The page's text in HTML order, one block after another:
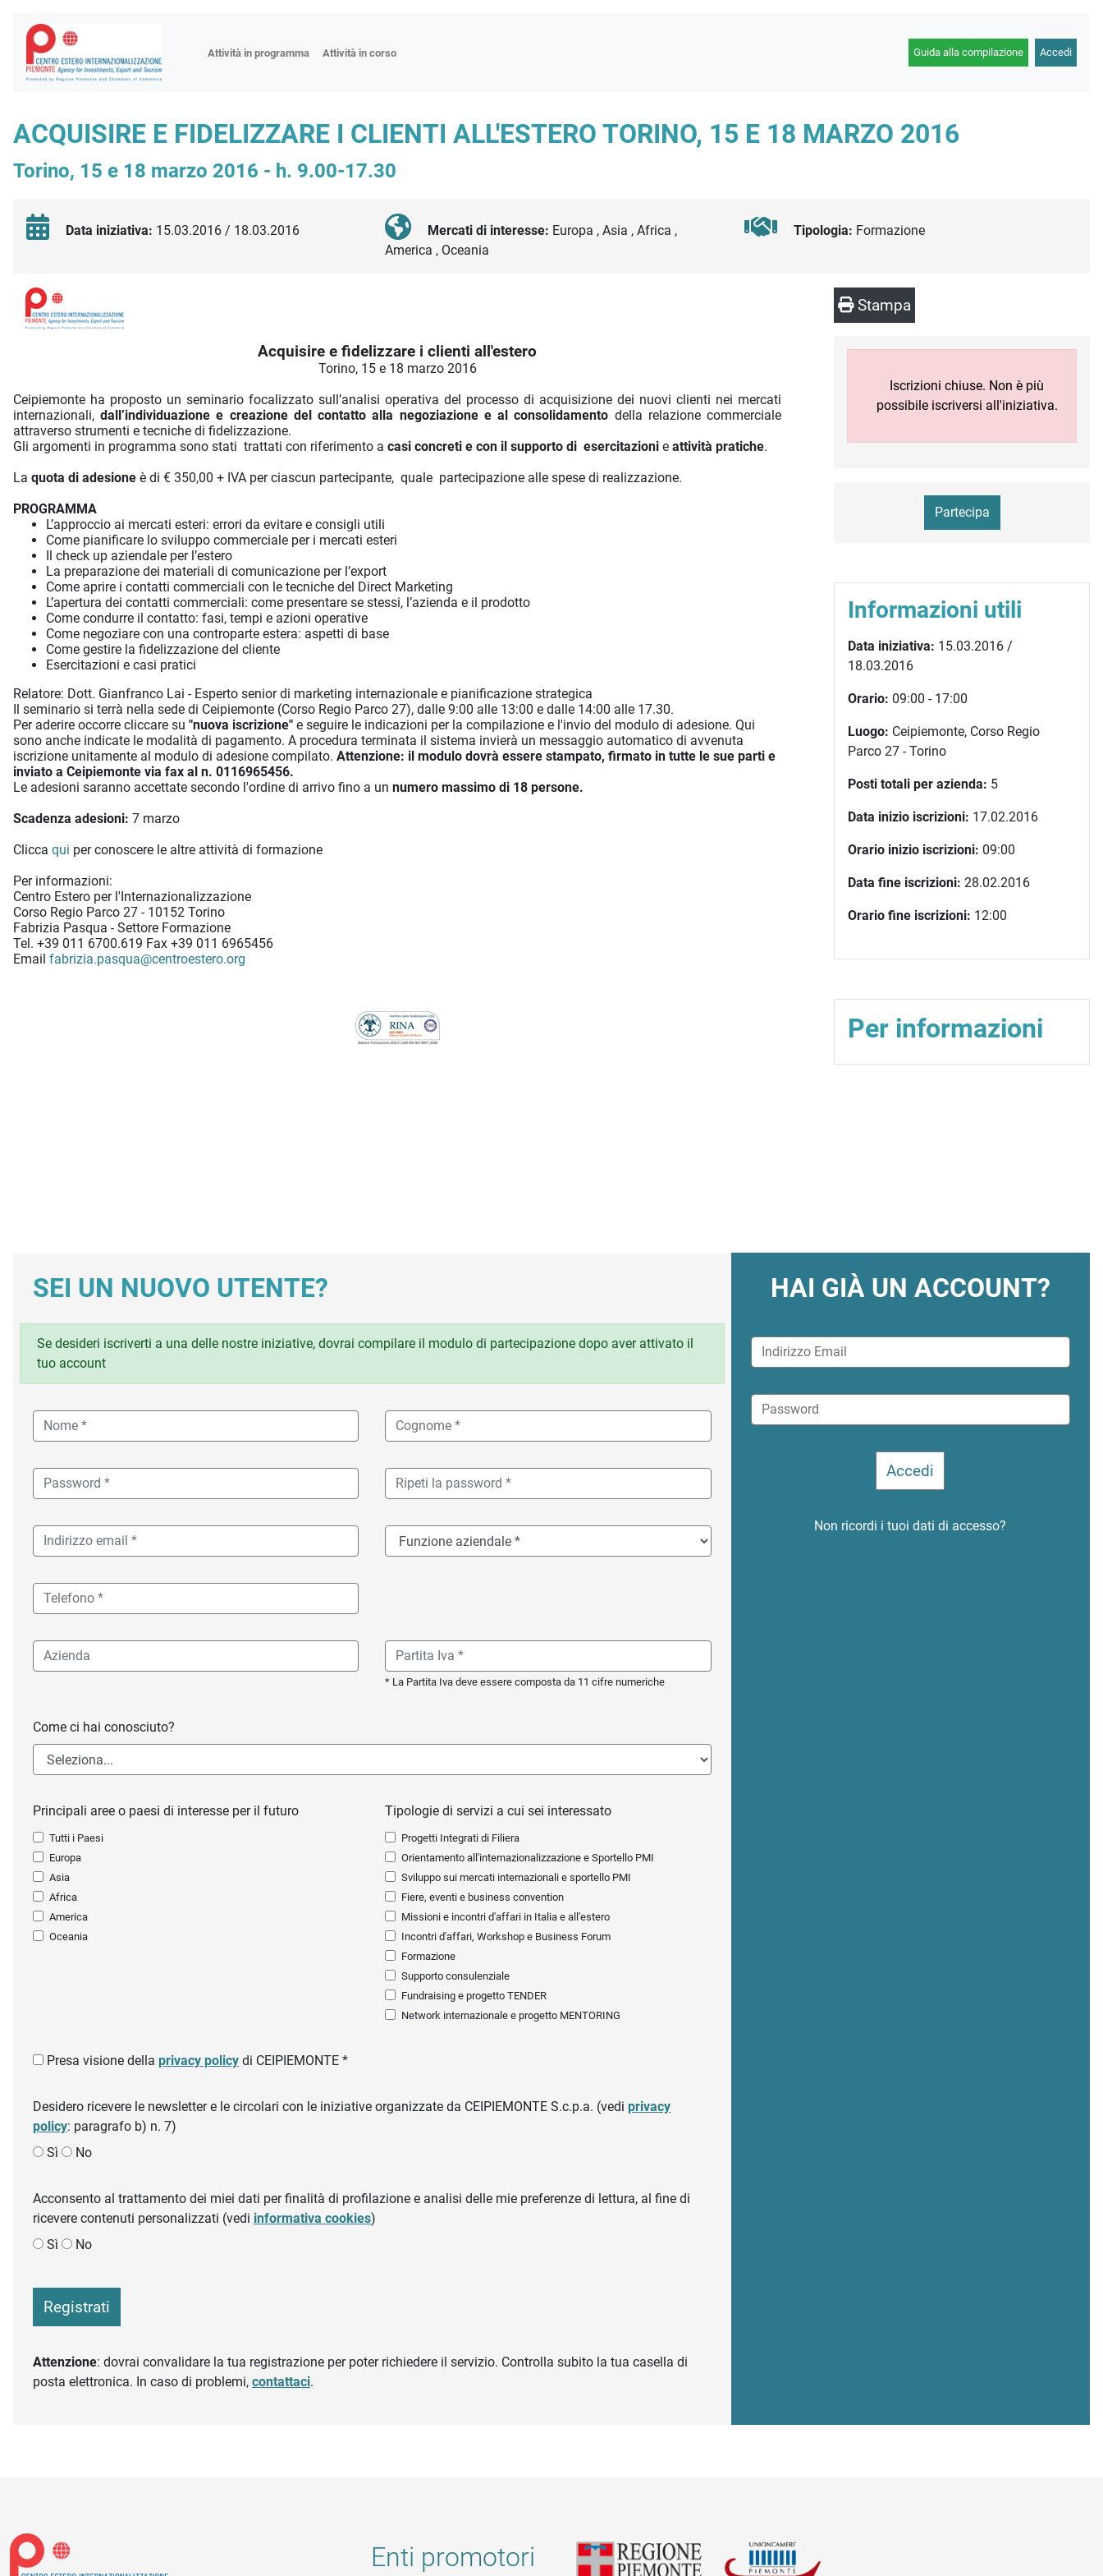
Attività in programma Attività in corso
Fiere
Workshop
Incontri di approfondimento
Focus settoriali
Progetto tender
Guida alla compilazione Accedi
ACQUISIRE E FIDELIZZARE I CLIENTI ALL'ESTERO TORINO, 15 E 18 MARZO 2016
Torino, 15 e 18 marzo 2016 - h. 9.00-17.30
Data iniziativa: 15.03.2016 / 18.03.2016 Mercati di interesse: Europa , Asia , Africa ,
America , Oceania
Tipologia: Formazione
Acquisire e fidelizzare i clienti all'estero
Torino, 15 e 18 marzo 2016
Ceipiemonte ha proposto un seminario focalizzato sull’analisi operativa del processo di acquisizione dei nuovi clienti nei mercati
internazionali,dall’individuazione e creazione del contatto alla negoziazione e alconsolidamento della relazione commerciale
attraverso strumenti e tecniche di fidelizzazione.
Gli argomenti in programma sono stati trattati con riferimento a casi concreti e con il supporto di esercitazioni e attività pratiche.
La quota di adesione è di € 350,00 + IVA per ciascun partecipante, quale partecipazione alle spese di realizzazione.
PROGRAMMA
L’approccio ai mercati esteri: errori da evitare e consigli utili
Come pianificare lo sviluppo commerciale per i mercati esteri
Il check up aziendale per l’estero
La preparazione dei materiali di comunicazione per l’export
Come aprire i contatti commerciali con le tecniche del Direct Marketing
L’apertura dei contatti commerciali: come presentare se stessi, l’azienda e il prodotto
Come condurre il contatto: fasi, tempi e azioni operative
Come negoziare con una controparte estera: aspetti di base
Come gestire la fidelizzazione del cliente
Esercitazioni e casi pratici
Relatore: Dott. Gianfranco Lai - Esperto senior di marketing internazionale e pianificazione strategica
Il seminario si terrà nella sede di Ceipiemonte (Corso Regio Parco 27), dalle 9:00 alle 13:00 e dalle 14:00 alle 17.30.
Per aderire occorre cliccare su "nuova iscrizione" e seguire le indicazioni per la compilazione e l'invio del modulo di adesione. Qui
sono anche indicate le modalità di pagamento. A procedura terminata il sistema invierà un messaggio automatico di avvenuta
iscrizione unitamente al modulo di adesione compilato. Attenzione: il modulo dovrà essere stampato, firmato in tutte le sue parti e
inviato a Ceipiemonte via fax al n. 0116965456.
Le adesioni saranno accettate secondo l'ordine di arrivo fino a un numero massimo di 18 persone.
Scadenza adesioni: 7 marzo
Clicca qui per conoscere le altre attività di formazione
Per informazioni:
Centro Estero per l'Internazionalizzazione
Corso Regio Parco 27 - 10152 Torino
Fabrizia Pasqua - Settore Formazione
Tel. +39 011 6700.619 Fax +39 011 6965456
Email fabrizia.pasqua@centroestero.org
Stampa
Iscrizioni chiuse. Non è più
possibile iscriversi all'iniziativa.
Partecipa
Informazioni utili
Data iniziativa: 15.03.2016 /
18.03.2016
Orario: 09:00 - 17:00
Luogo: Ceipiemonte, Corso Regio
Parco 27 - Torino
Posti totali per azienda: 5
Data inizio iscrizioni: 17.02.2016
Orario inizio iscrizioni: 09:00
Data fine iscrizioni: 28.02.2016
Orario fine iscrizioni: 12:00
Per informazioni
SEI UN NUOVO UTENTE?
Se desideri iscriverti a una delle nostre iniziative, dovrai compilare il modulo di partecipazione dopo aver attivato il
tuo account
* La Partita Iva deve essere composta da 11 cifre numeriche
Come ci hai conosciuto?
Principali aree o paesi di interesse per il futuro
Tutti i Paesi
Europa
Asia
Africa
America
Oceania
Tipologie di servizi a cui sei interessato
Progetti Integrati di Filiera
Orientamento all'internazionalizzazione e Sportello PMI
Sviluppo sui mercati internazionali e sportello PMI
Fiere, eventi e business convention
Missioni e incontri d'affari in Italia e all'estero
Incontri d'affari, Workshop e Business Forum
Formazione
Supporto consulenziale
Fundraising e progetto TENDER
Network internazionale e progetto MENTORING
Presa visione della privacy policy di CEIPIEMONTE *
Desidero ricevere le newsletter e le circolari con le iniziative organizzate da CEIPIEMONTE S.c.p.a. (vedi privacy
policy: paragrafo b) n. 7)
Sì
No
Acconsento al trattamento dei miei dati per finalità di profilazione e analisi delle mie preferenze di lettura, al fine di
ricevere contenuti personalizzati (vedi informativa cookies)
Sì
No
Registrati
Attenzione: dovrai convalidare la tua registrazione per poter richiedere il servizio. Controlla subito la tua casella di
posta elettronica. In caso di problemi, contattaci.
HAI GIÀ UN ACCOUNT?
Non ricordi i tuoi dati di accesso?
Enti promotori